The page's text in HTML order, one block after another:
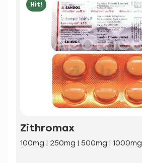
Hit!
Zithromax
100mg | 250mg | 500mg | 1000mg